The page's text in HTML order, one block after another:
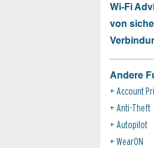
Wi-Fi
von
Andere
Account
Anti-Theft
Autopilot
WearON